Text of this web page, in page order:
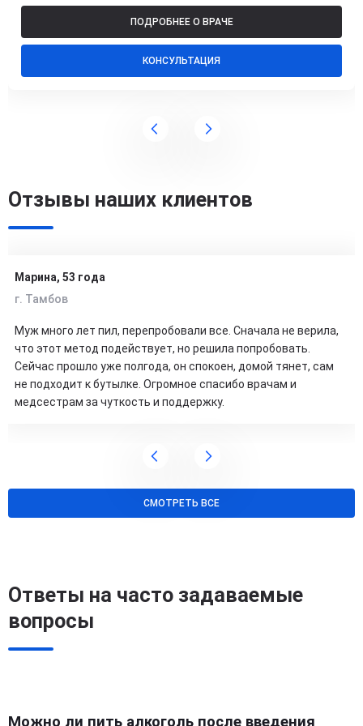
ПОДРОБНЕЕ О ВРАЧЕ
КОНСУЛЬТАЦИЯ
Отзывы наших клиентов
Марина, 53 года
г. Тамбов
Муж много лет пил, перепробовали все. Сначала не верила,
что этот метод подействует, но решила попробовать.
Сейчас прошло уже полгода, он спокоен, домой тянет, сам
не подходит к бутылке. Огромное спасибо врачам и
медсестрам за чуткость и поддержку.
СМОТРЕТЬ ВСЕ
Ответы на часто задаваемые
вопросы
Можно ли пить алкоголь после введения